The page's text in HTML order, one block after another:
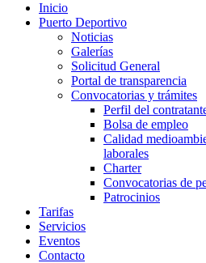
Inicio
Puerto Deportivo
Noticias
Galerías
Solicitud General
Portal de transparencia
Convocatorias y trámites
Perfil del
Bolsa de empleo
Calidad
laborales
Charter
Convocatorias de
Patrocinios
Tarifas
Servicios
Eventos
Contacto